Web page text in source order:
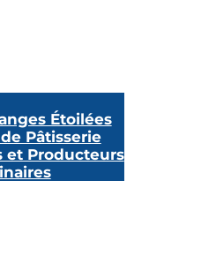
Étoilées
Pâtisserie
et Producteurs